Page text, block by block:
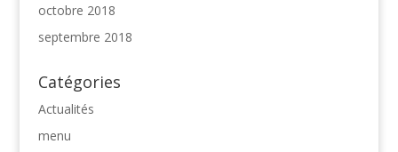
octobre 2018
septembre 2018
Catégories
Actualités
menu